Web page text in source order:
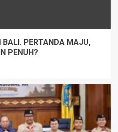
PERTANDA MAJU,
PENUH?